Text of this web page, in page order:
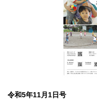
令和5年11月1日号